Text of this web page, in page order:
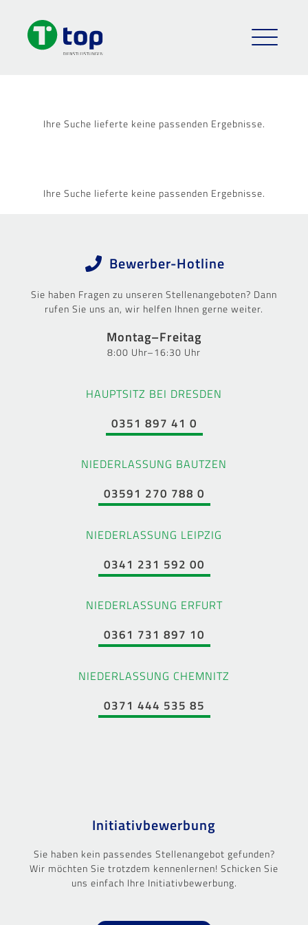
Ihre Suche lieferte keine passenden Ergebnisse.
Ihre Suche lieferte keine passenden Ergebnisse.
Bewerber-Hotline
Sie haben Fragen zu unseren Stellenangeboten? Dann
rufen Sie uns an, wir helfen Ihnen gerne weiter.
Montag–Freitag
8:00 Uhr–16:30 Uhr
HAUPTSITZ BEI DRESDEN
0351 897 41 0
NIEDERLASSUNG BAUTZEN
03591 270 788 0
NIEDERLASSUNG LEIPZIG
0341 231 592 00
NIEDERLASSUNG ERFURT
0361 731 897 10
NIEDERLASSUNG CHEMNITZ
0371 444 535 85
Initiativbewerbung
Sie haben kein passendes Stellenangebot gefunden?
Wir möchten Sie trotzdem kennenlernen! Schicken Sie
uns einfach Ihre Initiativbewerbung.